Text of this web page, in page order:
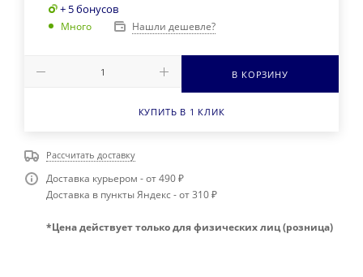
+ 5 бонусов
Много Нашли дешевле?
В КОРЗИНУ
КУПИТЬ В 1 КЛИК
Рассчитать доставку
Доставка курьером - от 490 ₽
Доставка в пункты Яндекс - от 310 ₽
*Цена действует только для физических лиц (розница)